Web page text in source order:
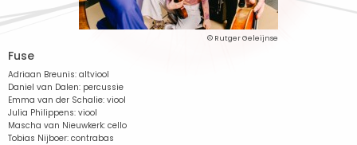
© Rutger Geleijnse
Fuse
Adriaan Breunis: altviool
Daniel van Dalen: percussie
Emma van der Schalie: viool
Julia Philippens: viool
Mascha van Nieuwkerk: cello
Tobias Nijboer: contrabas